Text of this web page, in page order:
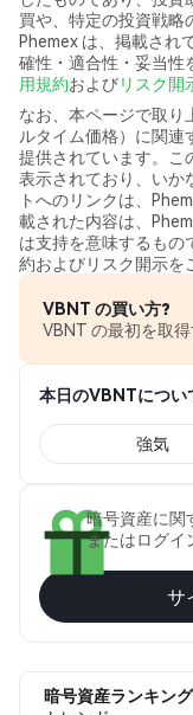
買や、特定の投資戦略
Phemex は、掲載され
確性・適合性・妥当性
用規約およびリスク開
なお、本ページで取り
ルタイム価格）に関連
提供されています。こ
表示されており、いか
トへのリンクは、
載された内容は、
は支持を意味するもの
約およびリスク開示を
VBNT の買い方?
VBNT の最初を取得
本日のVBNTについ
強気
暗号資産に関
またはログイ
サ
暗号資産ランキング